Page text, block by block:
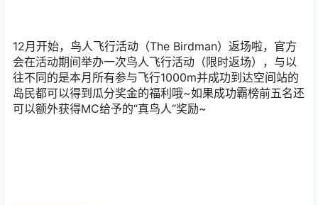
12月开始，鸟人飞行活动（The Birdman）返场啦，官方
会在活动期间举办一次鸟人飞行活动（限时返场），与以
往不同的是本月所有参与飞行1000m并成功到达空间站的
岛民都可以得到瓜分奖金的福利哦~如果成功霸榜前五名还
可以额外获得MC给予的“真鸟人“奖励~